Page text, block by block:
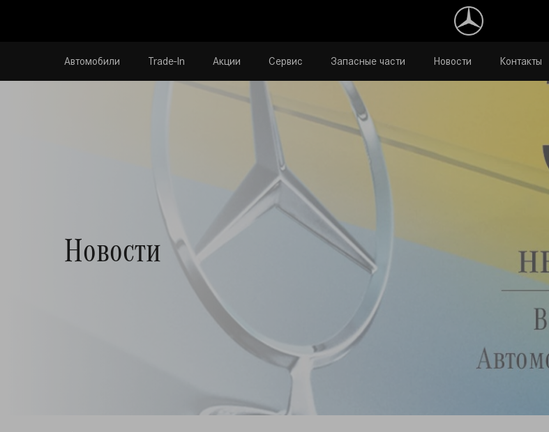
Автомобили Trade-In Акции Сервис Запасные части Новости Контакты
Новости